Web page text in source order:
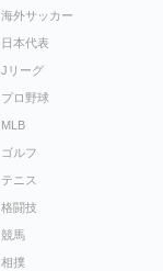
海外サッカー
日本代表
Jリーグ
プロ野球
MLB
ゴルフ
テニス
格闘技
競馬
相撲